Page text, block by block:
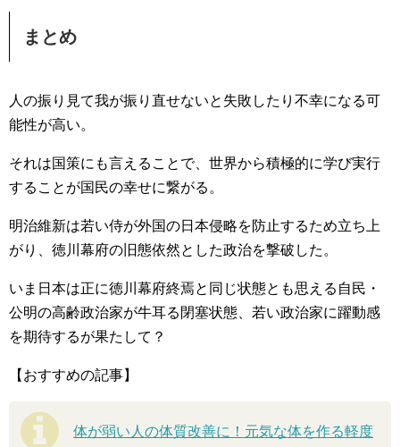
まとめ
人の振り見て我が振り直せないと失敗したり不幸になる可
能性が高い。
それは国策にも言えることで、世界から積極的に学び実行
することが国民の幸せに繋がる。
明治維新は若い侍が外国の日本侵略を防止するため立ち上
がり、徳川幕府の旧態依然とした政治を撃破した。
いま日本は正に徳川幕府終焉と同じ状態とも思える自民・
公明の高齢政治家が牛耳る閉塞状態、若い政治家に躍動感
を期待するが果たして？
【おすすめの記事】
体が弱い人の体質改善に！元気な体を作る軽度